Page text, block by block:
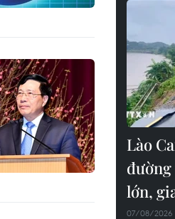
Lào
đường
lớn,
07/08/2026